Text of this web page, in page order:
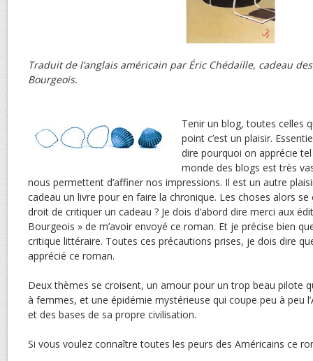
Traduit de l’anglais américain par Éric Chédaille, cadeau
Bourgeois.
Tenir un blog, toutes celles
point c’est un plaisir.
dire pourquoi on apprécie
monde des blogs est très
nous permettent d’affiner nos impressions. Il est un autre
cadeau un livre pour en faire la chronique. Les choses alors
droit de critiquer un cadeau ? Je dois d’abord dire merci aux
Bourgeois » de m’avoir envoyé ce roman. Et je précise bien
critique littéraire. Toutes ces précautions prises, je dois dire
apprécié ce roman.
Deux thèmes se croisent, un amour pour un trop beau pilote
à femmes, et une épidémie mystérieuse qui coupe peu à peu
et des bases de sa propre civilisation.
Si vous voulez connaître toutes les peurs des Américains ce